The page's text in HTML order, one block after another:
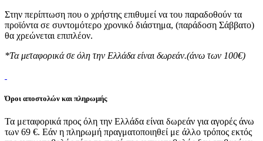
Στην περίπτωση που ο χρήστης επιθυμεί να του παραδοθούν τα
προϊόντα σε συντομότερο χρονικό διάστημα, (παράδοση Σάββατο)
θα χρεώνεται επιπλέον.
*Τα μεταφορικά σε όλη την Ελλάδα είναι δωρεάν.(άνω των 100€)
Όροι αποστολών και πληρωμής
Τα μεταφορικά προς όλη την Ελλάδα είναι δωρεάν για αγορές άνω
των 69 €. Εάν η πληρωμή πραγματοποιηθεί με άλλο τρόπος εκτός